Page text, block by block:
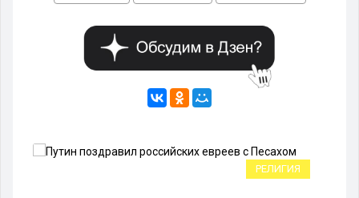
РЕЛИГИЯ